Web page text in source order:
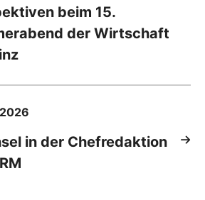
beim 15.
der Wirtschaft
in der Chefredaktion